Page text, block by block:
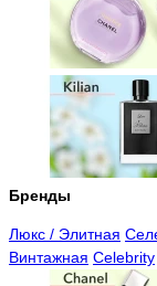
Бренды
Люкс / Элитная
Винтажная Celebrity